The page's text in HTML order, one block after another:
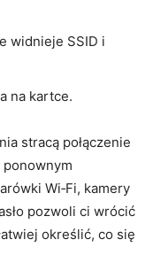
widnieje SSID i
na kartce.
stracą połączenie
Wi‑Fi, kamery
pozwoli ci wrócić
określić, co się